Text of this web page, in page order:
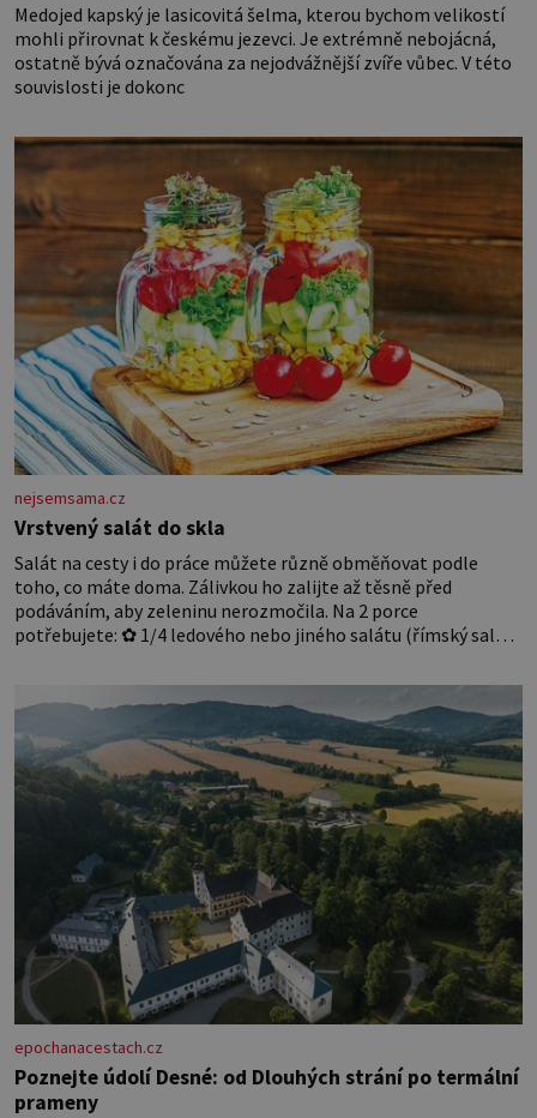
Medojed kapský je lasicovitá šelma, kterou bychom velikostí
mohli přirovnat k českému jezevci. Je extrémně nebojácná,
ostatně bývá označována za nejodvážnější zvíře vůbec. V této
souvislosti je dokonc
nejsemsama.cz
Vrstvený salát do skla
Salát na cesty i do práce můžete různě obměňovat podle
toho, co máte doma. Zálivkou ho zalijte až těsně před
podáváním, aby zeleninu nerozmočila. Na 2 porce
potřebujete: ✿ 1/4 ledového nebo jiného salátu (římský salát,
rajčata Zálivka: ✿ 4 lžíce olivového oleje ✿ 1 lžíci citronové
šťávy ✿ ½ stroužku
epochanacestach.cz
Poznejte údolí Desné: od Dlouhých strání po termální
prameny